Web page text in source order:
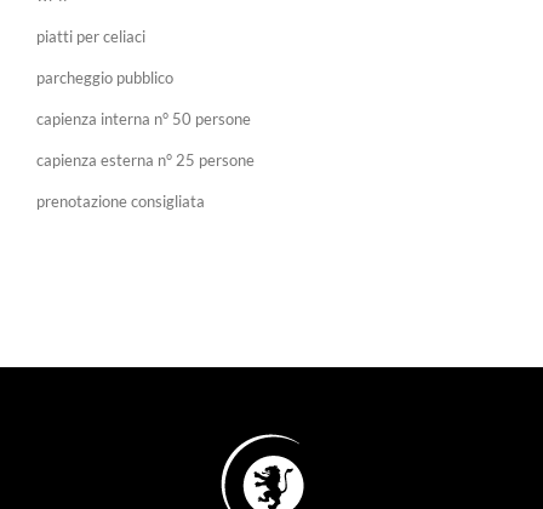
piatti per celiaci
parcheggio pubblico
capienza interna n° 50 persone
capienza esterna n° 25 persone
prenotazione consigliata